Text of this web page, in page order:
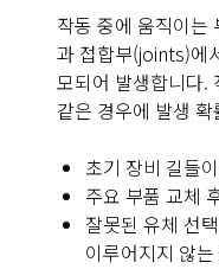
작동 중에 움직이는
과 접합부(joints)에
모되어 발생합니다.
같은 경우에 발생
초기 장비 길들
주요 부품 교체
잘못된 유체 선
이루어지지 않